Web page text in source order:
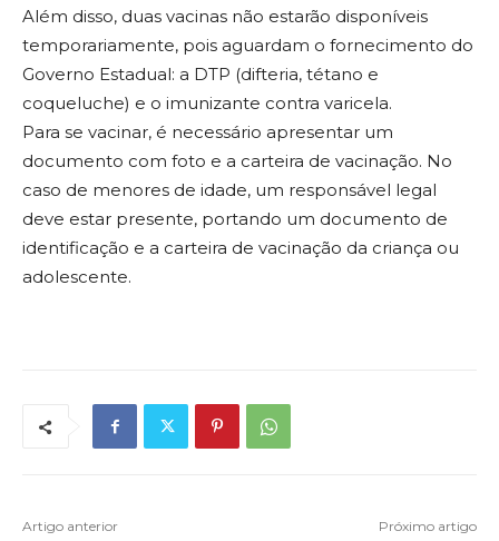
Além disso, duas vacinas não estarão disponíveis
temporariamente, pois aguardam o fornecimento do
Governo Estadual: a DTP (difteria, tétano e
coqueluche) e o imunizante contra varicela.
Para se vacinar, é necessário apresentar um
documento com foto e a carteira de vacinação. No
caso de menores de idade, um responsável legal
deve estar presente, portando um documento de
identificação e a carteira de vacinação da criança ou
adolescente.
Artigo anterior Próximo artigo